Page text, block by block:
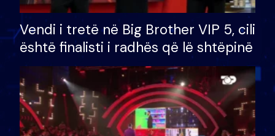
Vendi i tretë në Big Brother VIP 5, cili
është finalisti i radhës që lë shtëpinë